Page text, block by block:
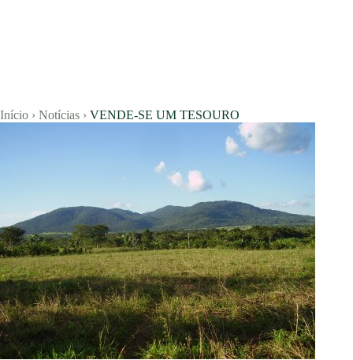
Início › Notícias › VENDE-SE UM TESOURO